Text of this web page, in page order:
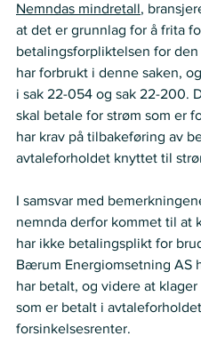
Nemndas mindretall,
at det er grunnlag for å frita
betalingsforpliktelsen for
har forbrukt i denne saken,
i sak 22-054 og sak 22-200.
skal betale for strøm som er
har krav på tilbakeføring av
avtaleforholdet knyttet til
I samsvar med
nemnda derfor kommet til at
har ikke betalingsplikt for
Bærum Energiomsetning AS
har betalt, og videre at
som er betalt i
forsinkelsesrenter.